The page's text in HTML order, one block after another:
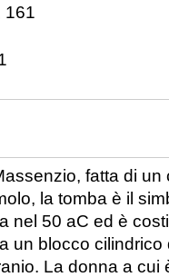
161
fatta di un
la tomba è il
nel 50 aC ed è
un blocco cilindrico
La donna a cui